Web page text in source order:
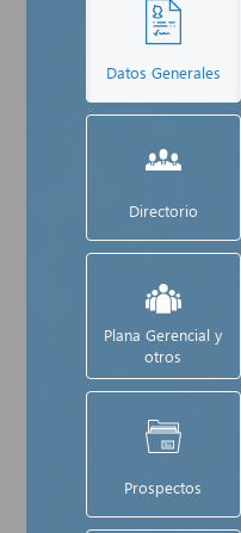
Datos Generales
Directorio
Plana Gerencial y
otros
Prospectos